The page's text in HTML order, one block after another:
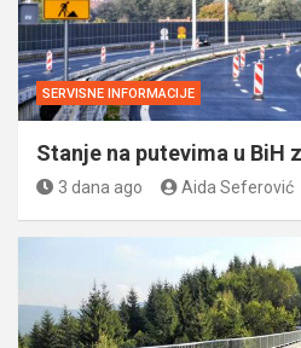
SERVISNE INFORMACIJE
Stanje na putevima u BiH
3 dana ago Aida Seferović